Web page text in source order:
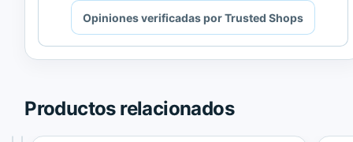
Cargando
contenido
de
Opiniones verificadas por Trusted Shops
Productos relacionados